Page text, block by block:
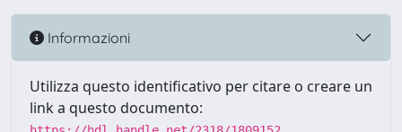
Informazioni
Utilizza questo identificativo per citare o creare un
link a questo documento: